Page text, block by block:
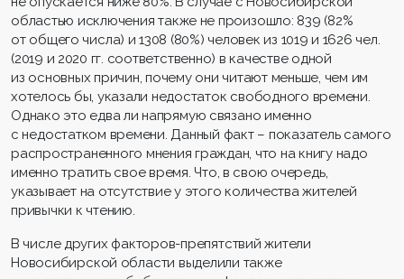
областью исключения также не произошло: 839 (82%
от общего числа) и 1308 (80%) человек из 1019 и 1626 чел.
(2019 и 2020 гг. соответственно) в качестве одной
из основных причин, почему они читают меньше, чем им
хотелось бы, указали недостаток свободного времени.
Однако это едва ли напрямую связано именно
с недостатком времени. Данный факт – показатель самого
распространенного мнения граждан, что на книгу надо
именно тратить свое время. Что, в свою очередь,
указывает на отсутствие у этого количества жителей
привычки к чтению.
В числе других факторов-препятствий жители
Новосибирской области выделили также